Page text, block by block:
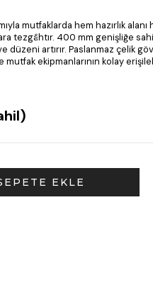
mutfaklarda hem hazırlık
tezgâhtır. 400 mm genişliğe
düzeni artırır. Paslanmaz çelik
ekipmanlarının kolay